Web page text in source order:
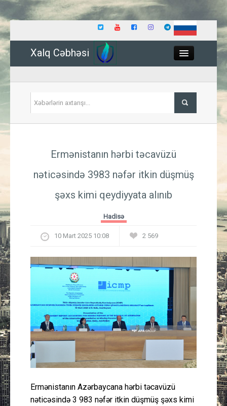
Xalq Cəbhəsi
İqtisadiyyat
Güney Azərbaycan
Müsahibə
İdman
Layihə
Gündəm
Cəmiyyət
Ermənistanın hərbi təcavüzü
nəticəsində 3983 nəfər itkin düşmüş
şəxs kimi qeydiyyata alınıb
Hadisə
10 Mart 2025 10:08 2 569
Ermənistanın Azərbaycana hərbi təcavüzü
nəticəsində 3 983 nəfər itkin düşmüş şəxs kimi